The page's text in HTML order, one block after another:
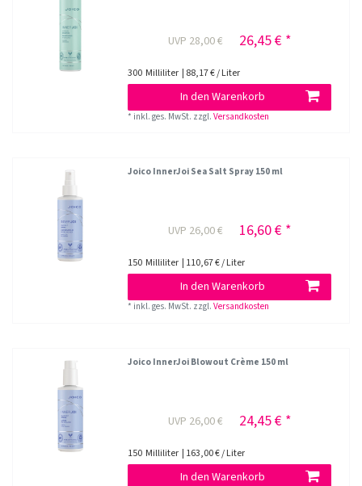
UVP 28,00 € 26,45 € *
300 Milliliter | 88,17 € / Liter
In den Warenkorb
* inkl. ges. MwSt. zzgl.Versandkosten
Joico InnerJoi Sea Salt Spray 150 ml
UVP 26,00 € 16,60 € *
150 Milliliter | 110,67 € / Liter
In den Warenkorb
* inkl. ges. MwSt. zzgl.Versandkosten
Joico InnerJoi Blowout Crème 150 ml
UVP 26,00 € 24,45 € *
150 Milliliter | 163,00 € / Liter
In den Warenkorb